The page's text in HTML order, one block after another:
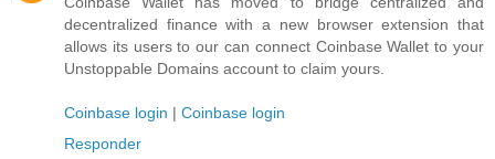
decentralized finance with a new browser extension that
allows its users to our can connect Coinbase Wallet to your
Unstoppable Domains account to claim yours.
Coinbase login | Coinbase login
Responder